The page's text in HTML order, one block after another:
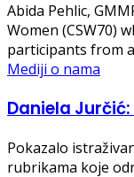
Abida Pehlic,
Women (CSW70)
participants from
Mediji o nama
Daniela
Pokazalo
rubrikama koje